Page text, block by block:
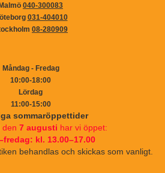
Malmö 040-300083
031-404010
08-280909
Måndag - Fredag
10:00-18:00
Lördag
11:00-15:00
sommaröppettider
den 7 augusti har vi öppet:
kl. 13.00–17.00
behandlas och skickas som vanligt.